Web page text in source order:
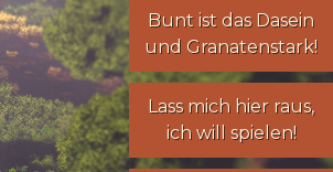
Bunt ist das Dasein
und Granatenstark!
Lass mich hier raus,
ich will spielen!